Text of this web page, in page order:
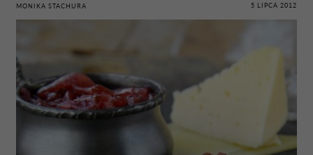
MONIKA STACHURA 5 LIPCA 2012